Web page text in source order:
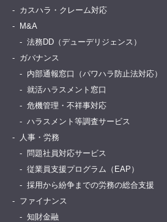
カスハラ・クレーム対応
M&A
法務DD（デューデリジェンス）
ガバナンス
内部通報窓口（パワハラ防止法対応）
就活ハラスメント窓口
危機管理・不祥事対応
ハラスメント等調査サービス
人事・労務
問題社員対応サービス
従業員支援プログラム（EAP）
採用から紛争までの労務の総合支援
ファイナンス
知財金融